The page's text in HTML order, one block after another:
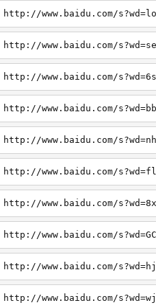
http://www.baidu.com/
http://www.baidu.com/
http://www.baidu.com/
http://www.baidu.com/
http://www.baidu.com/
http://www.baidu.com/
http://www.baidu.com/
http://www.baidu.com/
http://www.baidu.com/
http://www.baidu.com/